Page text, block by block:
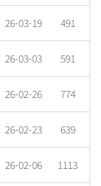
26-03-19 491
26-03-03 591
26-02-26 774
26-02-23 639
26-02-06 1113